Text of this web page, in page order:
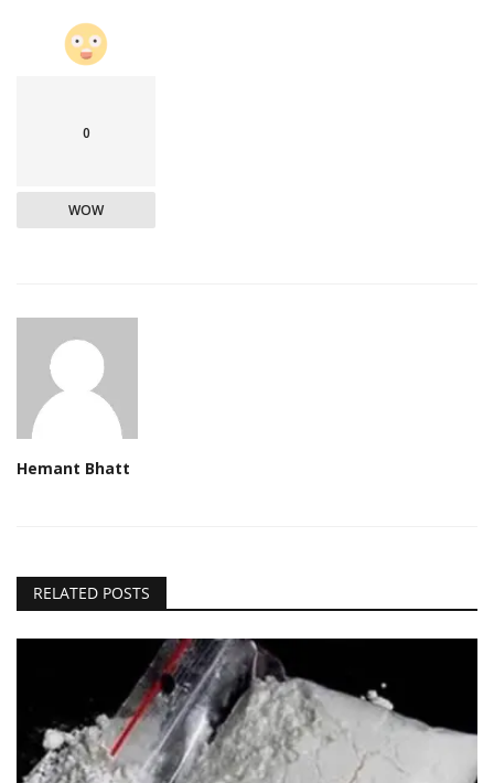
0
WOW
Hemant Bhatt
RELATED POSTS